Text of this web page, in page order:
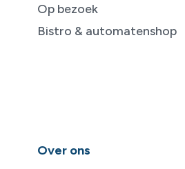
Op bezoek
Bistro & automatenshop
Over ons